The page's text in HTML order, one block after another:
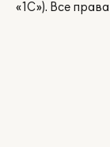
«1С»). Все